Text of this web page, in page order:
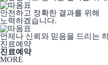
안전하고 정확한 결과를 위해
노력하겠습니다.
언제나 신뢰와 믿음을 드리는
진료예약
진료예약
MORE